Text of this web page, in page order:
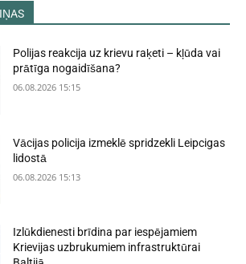
Polijas reakcija uz krievu raķeti – kļūda vai
prātīga nogaidīšana?
06.08.2026 15:15
Vācijas policija izmeklē spridzekli Leipcigas
lidostā
06.08.2026 15:13
Izlūkdienesti brīdina par iespējamiem
Krievijas uzbrukumiem infrastruktūrai